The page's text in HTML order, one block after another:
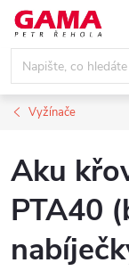
Přejít
obsah
Vyžínače
Aku
PTA40